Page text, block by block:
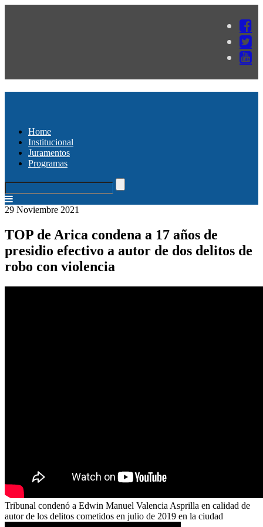
Home
Institucional
Juramentos
Programas
29 Noviembre 2021
TOP de Arica condena a 17 años de
presidio efectivo a autor de dos delitos de
robo con violencia
Tribunal condenó a Edwin Manuel Valencia Asprilla en calidad de
autor de los delitos cometidos en julio de 2019 en la ciudad